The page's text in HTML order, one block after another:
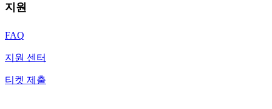
지원
FAQ
지원 센터
티켓 제출